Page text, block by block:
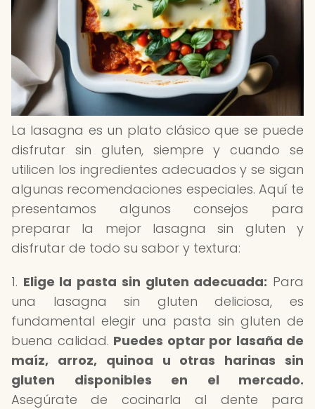
La lasagna es un plato clásico que se puede
disfrutar sin gluten, siempre y cuando se
utilicen los ingredientes adecuados y se sigan
algunas recomendaciones especiales. Aquí te
presentamos algunos consejos para
preparar la mejor lasagna sin gluten y
disfrutar de todo su sabor y textura:
1. Elige la pasta sin gluten adecuada: Para
una lasagna sin gluten deliciosa, es
fundamental elegir una pasta sin gluten de
buena calidad. Puedes optar por lasaña de
maíz, arroz, quinoa u otras harinas sin
gluten disponibles en el mercado.
Asegúrate de cocinarla al dente para